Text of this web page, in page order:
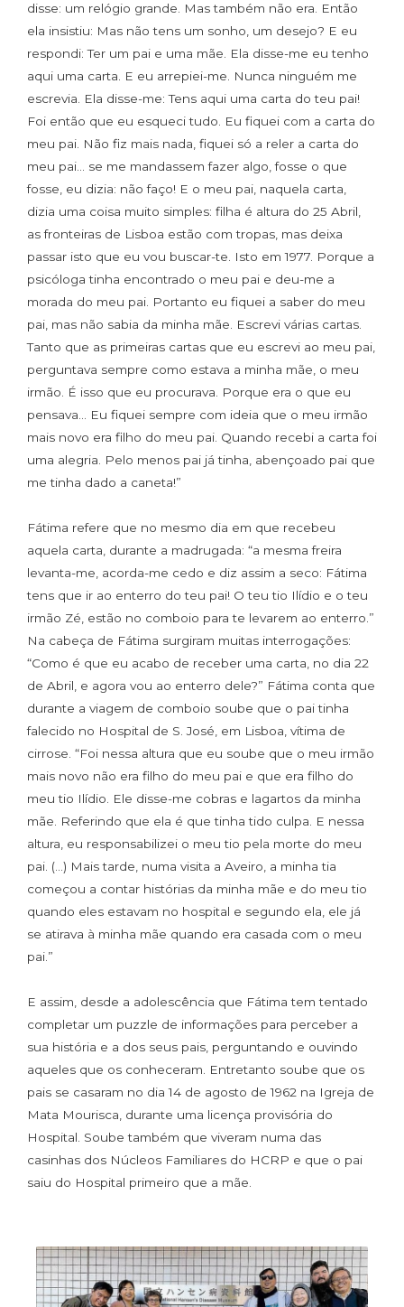
disse: um relógio grande. Mas também não era. Então
ela insistiu: Mas não tens um sonho, um desejo? E eu
respondi: Ter um pai e uma mãe. Ela disse-me eu tenho
aqui uma carta. E eu arrepiei-me. Nunca ninguém me
escrevia. Ela disse-me: Tens aqui uma carta do teu pai!
Foi então que eu esqueci tudo. Eu fiquei com a carta do
meu pai. Não fiz mais nada, fiquei só a reler a carta do
meu pai… se me mandassem fazer algo, fosse o que
fosse, eu dizia: não faço! E o meu pai, naquela carta,
dizia uma coisa muito simples: filha é altura do 25 Abril,
as fronteiras de Lisboa estão com tropas, mas deixa
passar isto que eu vou buscar-te. Isto em 1977. Porque a
psicóloga tinha encontrado o meu pai e deu-me a
morada do meu pai. Portanto eu fiquei a saber do meu
pai, mas não sabia da minha mãe. Escrevi várias cartas.
Tanto que as primeiras cartas que eu escrevi ao meu pai,
perguntava sempre como estava a minha mãe, o meu
irmão. É isso que eu procurava. Porque era o que eu
pensava… Eu fiquei sempre com ideia que o meu irmão
mais novo era filho do meu pai. Quando recebi a carta foi
uma alegria. Pelo menos pai já tinha, abençoado pai que
me tinha dado a caneta!”
Fátima refere que no mesmo dia em que recebeu
aquela carta, durante a madrugada: “a mesma freira
levanta-me, acorda-me cedo e diz assim a seco: Fátima
tens que ir ao enterro do teu pai! O teu tio Ilídio e o teu
irmão Zé, estão no comboio para te levarem ao enterro.”
Na cabeça de Fátima surgiram muitas interrogações:
“Como é que eu acabo de receber uma carta, no dia 22
de Abril, e agora vou ao enterro dele?” Fátima conta que
durante a viagem de comboio soube que o pai tinha
falecido no Hospital de S. José, em Lisboa, vítima de
cirrose. “Foi nessa altura que eu soube que o meu irmão
mais novo não era filho do meu pai e que era filho do
meu tio Ilídio. Ele disse-me cobras e lagartos da minha
mãe. Referindo que ela é que tinha tido culpa. E nessa
altura, eu responsabilizei o meu tio pela morte do meu
pai. (…) Mais tarde, numa visita a Aveiro, a minha tia
começou a contar histórias da minha mãe e do meu tio
quando eles estavam no hospital e segundo ela, ele já
se atirava à minha mãe quando era casada com o meu
pai.”
E assim, desde a adolescência que Fátima tem tentado
completar um puzzle de informações para perceber a
sua história e a dos seus pais, perguntando e ouvindo
aqueles que os conheceram. Entretanto soube que os
pais se casaram no dia 14 de agosto de 1962 na Igreja de
Mata Mourisca, durante uma licença provisória do
Hospital. Soube também que viveram numa das
casinhas dos Núcleos Familiares do HCRP e que o pai
saiu do Hospital primeiro que a mãe.